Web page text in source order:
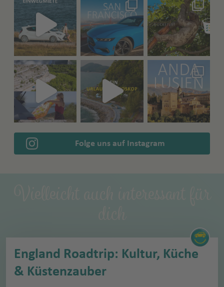
Folge uns auf Instagram
England Roadtrip: Kultur, Küche
& Küstenzauber